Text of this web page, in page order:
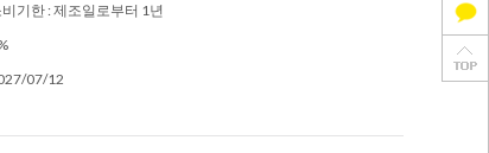
비기한 : 제조일로부터 1년
07/12